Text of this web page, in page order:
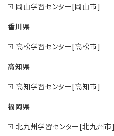
岡山学習センター[岡山市]
香川県
高松学習センター[高松市]
高知県
高知学習センター[高知市]
福岡県
北九州学習センター[北九州市]